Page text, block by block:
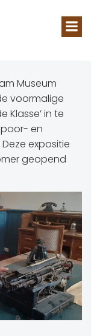
Museum
voormalige
Klasse’ in te
en
expositie
geopend